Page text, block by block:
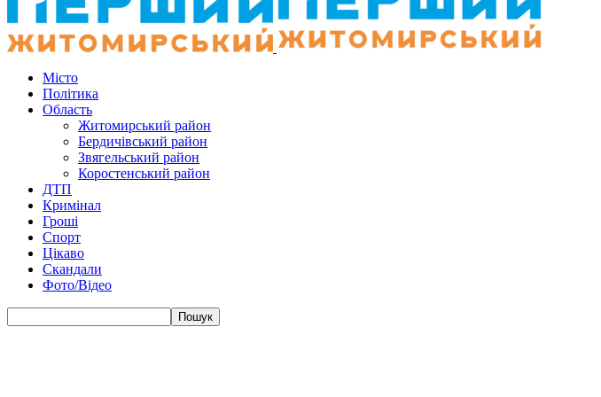
Місто
Політика
Область
Житомирський район
Бердичівський район
Звягельський район
Коростенський район
ДТП
Кримінал
Гроші
Спорт
Цікаво
Скандали
Фото/Відео